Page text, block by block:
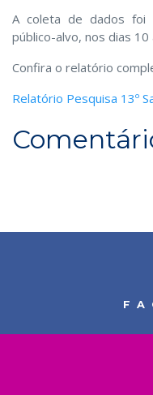
A coleta de dados foi
público-alvo, nos dias
Confira o relatório
Relatório Pesquisa 13º